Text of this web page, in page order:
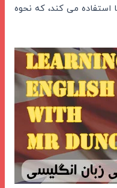
استفاده می کند، که نحوه